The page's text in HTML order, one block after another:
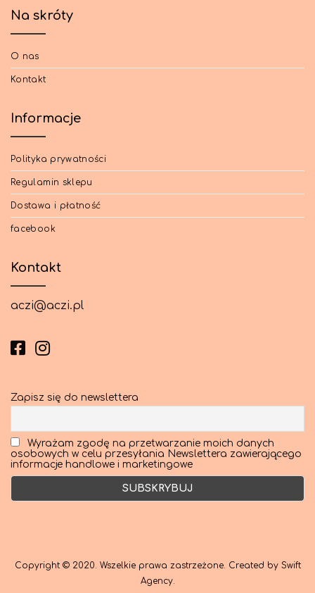
Na skróty
O nas
Kontakt
Informacje
Polityka prywatności
Regulamin sklepu
Dostawa i płatność
facebook
Kontakt
aczi@aczi.pl
Zapisz się do newslettera
Wyrażam zgodę na przetwarzanie moich danych
osobowych w celu przesyłania Newslettera zawierającego
informacje handlowe i marketingowe
Copyright © 2020. Wszelkie prawa zastrzeżone. Created by Swift
Agency.